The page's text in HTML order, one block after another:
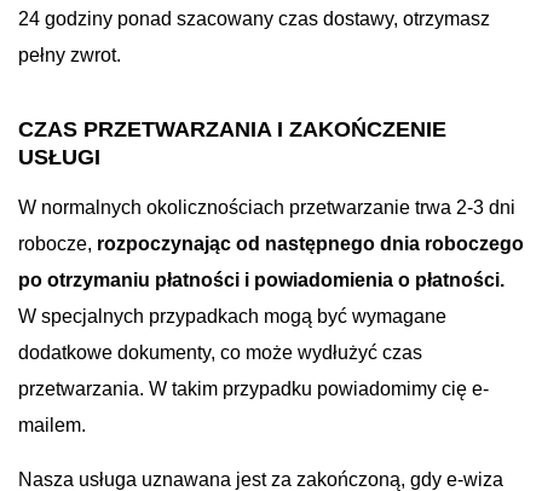
24 godziny ponad szacowany czas dostawy, otrzymasz
pełny zwrot.
CZAS PRZETWARZANIA I ZAKOŃCZENIE
USŁUGI
W normalnych okolicznościach przetwarzanie trwa 2-3 dni
robocze, rozpoczynając od następnego dnia roboczego
po otrzymaniu płatności i powiadomienia o płatności.
W specjalnych przypadkach mogą być wymagane
dodatkowe dokumenty, co może wydłużyć czas
przetwarzania. W takim przypadku powiadomimy cię e-
mailem.
Nasza usługa uznawana jest za zakończoną, gdy e-wiza